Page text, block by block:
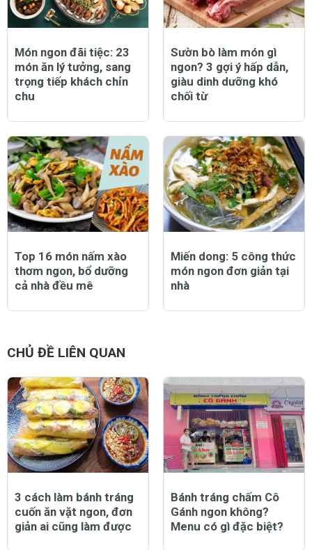
Món ngon đãi tiệc: 23
món ăn lý tưởng, sang
trọng tiếp khách chỉn
chu
Sườn bò làm món gì
ngon? 3 gợi ý hấp dẫn,
giàu dinh dưỡng khó
chối từ
Top 16 món nấm xào
thơm ngon, bổ dưỡng
cả nhà đều mê
Miến dong: 5 công thức
món ngon đơn giản tại
nhà
CHỦ ĐỀ LIÊN QUAN
3 cách làm bánh tráng
cuốn ăn vặt ngon, đơn
giản ai cũng làm được
Bánh tráng chấm Cô
Gánh ngon không?
Menu có gì đặc biệt?